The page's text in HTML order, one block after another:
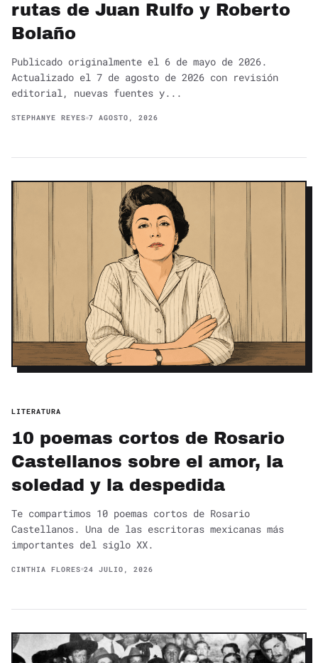
rutas de Juan Rulfo y Roberto
Bolaño
Publicado originalmente el 6 de mayo de 2026.
Actualizado el 7 de agosto de 2026 con revisión
editorial, nuevas fuentes y...
STEPHANYE REYES 7 AGOSTO, 2026
LITERATURA
10 poemas cortos de Rosario
Castellanos sobre el amor, la
soledad y la despedida
Te compartimos 10 poemas cortos de Rosario
Castellanos. Una de las escritoras mexicanas más
importantes del siglo XX.​
CINTHIA FLORES 24 JULIO, 2026